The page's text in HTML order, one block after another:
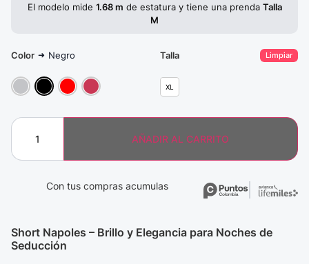
El modelo mide 1.68 m de estatura y tiene una prenda Talla
M
Color ➜ Negro Talla
XL
Limpiar
AÑADIR AL CARRITO
Con tus compras acumulas
Short Napoles – Brillo y Elegancia para Noches de
Seducción